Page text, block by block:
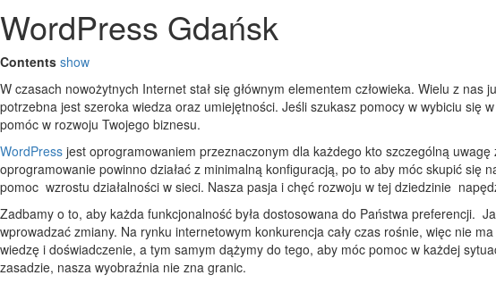
WordPress Gdańsk
Contents show
W czasach nowożytnych Internet stał się głównym elementem człowieka. Wielu z
potrzebna jest szeroka wiedza oraz umiejętności. Jeśli szukasz pomocy w wybiciu się
pomóc w rozwoju Twojego biznesu.
WordPress jest oprogramowaniem przeznaczonym dla każdego kto szczególną
oprogramowanie powinno działać z minimalną konfiguracją, po to aby móc skupić
pomoc wzrostu działalności w sieci. Nasza pasja i chęć rozwoju w tej dziedzinie
Zadbamy o to, aby każda funkcjonalność była dostosowana do Państwa preferencji.
wprowadzać zmiany. Na rynku internetowym konkurencja cały czas rośnie, więc nie
wiedzę i doświadczenie, a tym samym dążymy do tego, aby móc pomoc w każdej
zasadzie, nasza wyobraźnia nie zna granic.